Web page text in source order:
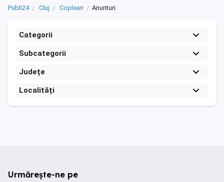
Publi24 Cluj Coplean Anunturi
Categorii
Subcategorii
Județe
Localități
Urmărește-ne pe